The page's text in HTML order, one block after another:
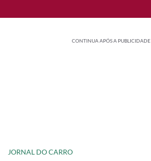
CONTINUA APÓS A PUBLICIDADE
JORNAL DO CARRO